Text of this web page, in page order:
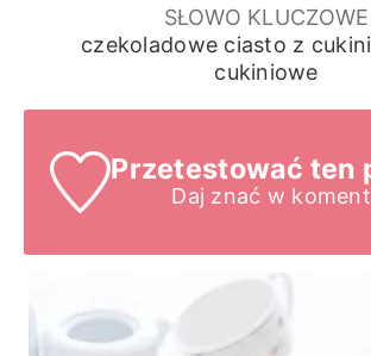
SŁOWO KLUCZOWE
czekoladowe ciasto z
cukiniowe
Przetestować ten
Daj znać w